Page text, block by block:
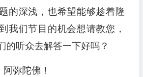
的深浅，也希望能够趁着隆
我们节目的机会想请教您，
的听众去解答一下好吗？
弥陀佛！